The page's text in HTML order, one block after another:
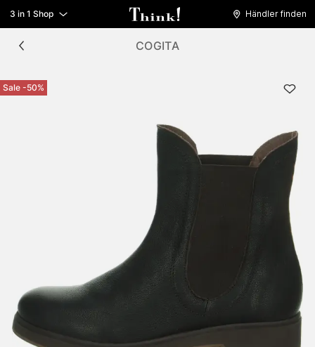
3 in 1 Shop Händler finden
COGITA
Sale -50%